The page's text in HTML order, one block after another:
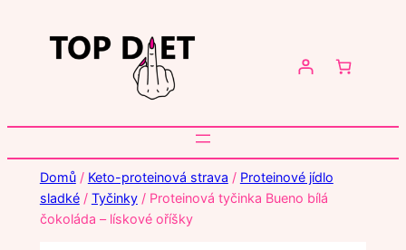
Domů/ Keto-proteinová strava / Proteinové jídlo
sladké/ Tyčinky/ Proteinová tyčinka Bueno bílá
čokoláda – lískové oříšky